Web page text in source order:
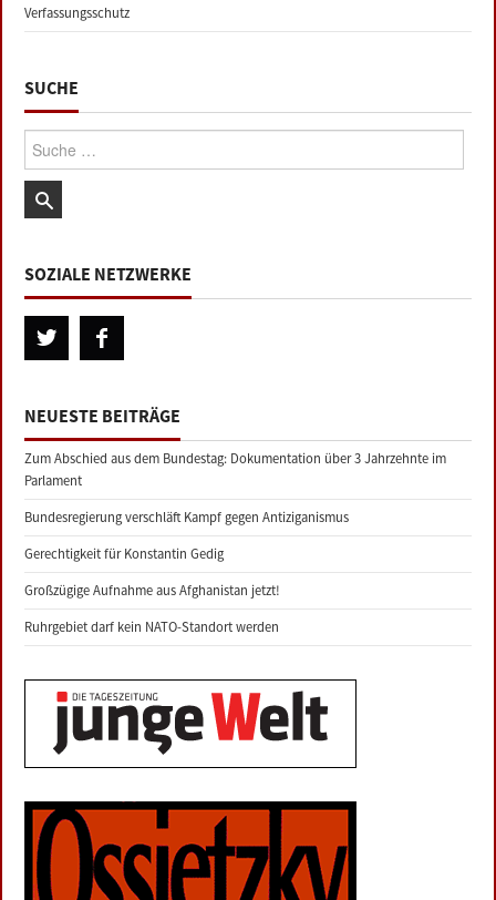
Verfassungsschutz
SUCHE
Suche:
SOZIALE NETZWERKE
NEUESTE BEITRÄGE
Zum Abschied aus dem Bundestag: Dokumentation über 3 Jahrzehnte im
Parlament
Bundesregierung verschläft Kampf gegen Antiziganismus
Gerechtigkeit für Konstantin Gedig
Großzügige Aufnahme aus Afghanistan jetzt!
Ruhrgebiet darf kein NATO-Standort werden